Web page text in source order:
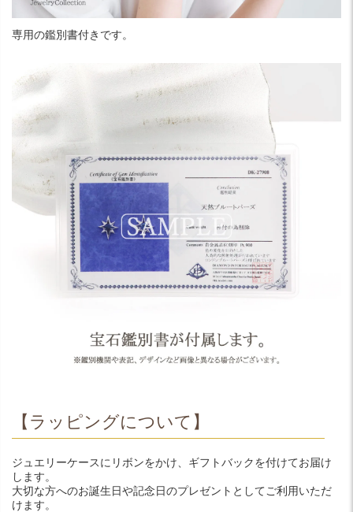
専用の鑑別書付きです。
【ラッピングについて】
ジュエリーケースにリボンをかけ、ギフトバックを付けてお届け
します。
大切な方へのお誕生日や記念日のプレゼントとしてご利用いただ
けます。